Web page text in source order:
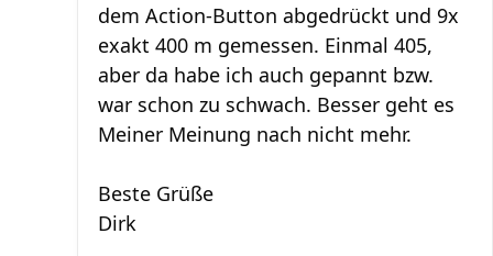
dem Action-Button abgedrückt und 9x
exakt 400 m gemessen. Einmal 405,
aber da habe ich auch gepannt bzw.
war schon zu schwach. Besser geht es
Meiner Meinung nach nicht mehr.
Beste Grüße
Dirk